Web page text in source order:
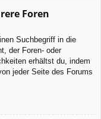
Foren
Suchbegriff in die
der Foren- oder
erhältst du, indem
jeder Seite des Forums